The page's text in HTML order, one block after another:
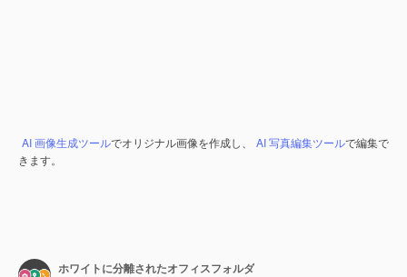
AI 画像生成ツールでオリジナル画像を作成し、 AI 写真編集ツールで編集で
きます。
ホワイトに分離されたオフィスフォルダ